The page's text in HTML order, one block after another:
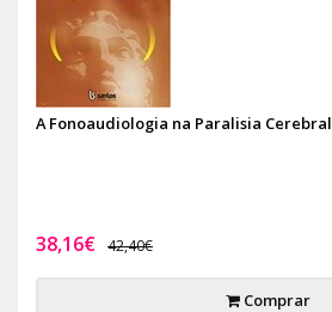
A Fonoaudiologia na Paralisia Cerebral
38,16€ 42,40€
Comprar